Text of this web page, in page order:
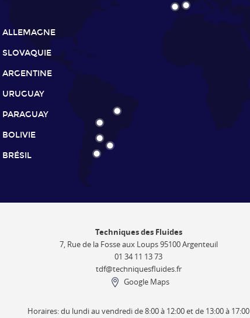
ALLEMAGNE
SLOVAQUIE
ARGENTINE
URUGUAY
PARAGUAY
BOLIVIE
BRÉSIL
Techniques des Fluides
7, Rue de la Fosse aux Loups 95100 Argenteuil
01 34 11 13 73
tdf@techniquesfluides.fr
Google Maps
Horaires: du lundi au vendredi de 8:00 à 12:00 et de 13:00 à 17:00